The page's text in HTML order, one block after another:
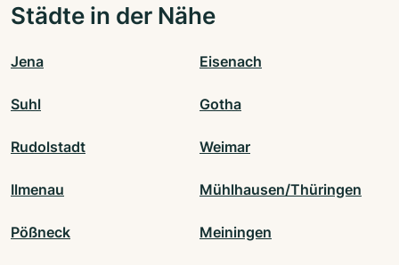
Städte in der Nähe
Jena Eisenach
Suhl Gotha
Rudolstadt Weimar
Ilmenau Mühlhausen/Thüringen
Pößneck Meiningen